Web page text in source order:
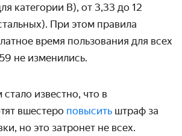
категории В), от 3,33 до 12
При этом правила
время пользования для всех
не изменились.
известно, что в
вшестеро повысить штраф за
но это затронет не всех.